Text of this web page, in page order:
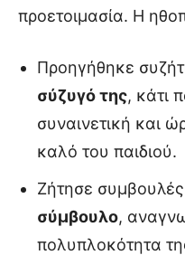
προετοιμασία. Η
Προηγήθηκε
σύζυγό της, κάτι
συναινετική και
καλό του παιδιού.
Ζήτησε
σύμβουλο,
πολυπλοκότητα